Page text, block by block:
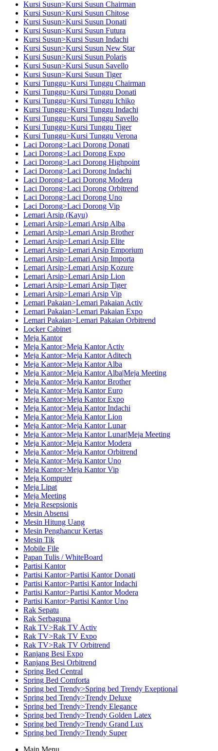
Kursi Susun>Kursi Susun Chairman
Kursi Susun>Kursi Susun Chitose
Kursi Susun>Kursi Susun Donati
Kursi Susun>Kursi Susun Futura
Kursi Susun>Kursi Susun Indachi
Kursi Susun>Kursi Susun New Star
Kursi Susun>Kursi Susun Polaris
Kursi Susun>Kursi Susun Savello
Kursi Susun>Kursi Susun Tiger
Kursi Tunggu>Kursi Tunggu Chairman
Kursi Tunggu>Kursi Tunggu Donati
Kursi Tunggu>Kursi Tunggu Ichiko
Kursi Tunggu>Kursi Tunggu Indachi
Kursi Tunggu>Kursi Tunggu Savello
Kursi Tunggu>Kursi Tunggu Tiger
Kursi Tunggu>Kursi Tunggu Verona
Laci Dorong>Laci Dorong Donati
Laci Dorong>Laci Dorong Expo
Laci Dorong>Laci Dorong Highpoint
Laci Dorong>Laci Dorong Indachi
Laci Dorong>Laci Dorong Modera
Laci Dorong>Laci Dorong Orbitrend
Laci Dorong>Laci Dorong Uno
Laci Dorong>Laci Dorong Vip
Lemari Arsip (Kayu)
Lemari Arsip>Lemari Arsip Alba
Lemari Arsip>Lemari Arsip Brother
Lemari Arsip>Lemari Arsip Elite
Lemari Arsip>Lemari Arsip Emporium
Lemari Arsip>Lemari Arsip Importa
Lemari Arsip>Lemari Arsip Kozure
Lemari Arsip>Lemari Arsip Lion
Lemari Arsip>Lemari Arsip Tiger
Lemari Arsip>Lemari Arsip Vip
Lemari Pakaian>Lemari Pakaian Activ
Lemari Pakaian>Lemari Pakaian Expo
Lemari Pakaian>Lemari Pakaian Orbitrend
Locker Cabinet
Meja Kantor
Meja Kantor>Meja Kantor Activ
Meja Kantor>Meja Kantor Aditech
Meja Kantor>Meja Kantor Alba
Meja Kantor>Meja Kantor Alba|Meja Meeting
Meja Kantor>Meja Kantor Brother
Meja Kantor>Meja Kantor Euro
Meja Kantor>Meja Kantor Expo
Meja Kantor>Meja Kantor Indachi
Meja Kantor>Meja Kantor Lion
Meja Kantor>Meja Kantor Lunar
Meja Kantor>Meja Kantor Lunar|Meja Meeting
Meja Kantor>Meja Kantor Modera
Meja Kantor>Meja Kantor Orbitrend
Meja Kantor>Meja Kantor Uno
Meja Kantor>Meja Kantor Vip
Meja Komputer
Meja Lipat
Meja Meeting
Meja Resepsionis
Mesin Absensi
Mesin Hitung Uang
Mesin Penghancur Kertas
Mesin Tik
Mobile File
Papan Tulis / WhiteBoard
Partisi Kantor
Partisi Kantor>Partisi Kantor Donati
Partisi Kantor>Partisi Kantor Indachi
Partisi Kantor>Partisi Kantor Modera
Partisi Kantor>Partisi Kantor Uno
Rak Sepatu
Rak Serbaguna
Rak TV>Rak TV Activ
Rak TV>Rak TV Expo
Rak TV>Rak TV Orbitrend
Ranjang Besi Expo
Ranjang Besi Orbitrend
Spring Bed Central
Spring Bed Comforta
Spring bed Trendy>Spring bed Trendy Exeptional
Spring bed Trendy>Trendy Deluxe
Spring bed Trendy>Trendy Elegance
Spring bed Trendy>Trendy Golden Latex
Spring bed Trendy>Trendy Grand Lux
Spring bed Trendy>Trendy Super
Main Menu